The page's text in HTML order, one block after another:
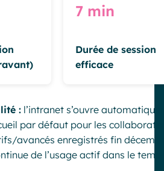
7 min
Durée de session
efficace
: l’intranet s’ouvre
par défaut pour les
avancés enregistrés fin
de l’usage actif dans le